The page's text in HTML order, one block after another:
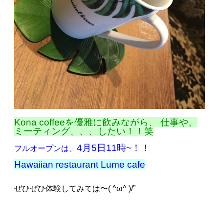
Kona coffeeを優雅に飲みながら、 仕事や、
ミーティング、、、したい！！笑
フルオープンは、4月5日11時~！！
Hawaiian restaurant Lume cafe
ぜひぜひ体験してみては〜( ^ω^ )/”